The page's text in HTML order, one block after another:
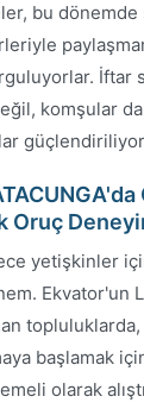
bu dönemde
İftar
komşular
Oruç
yetişkinler
Ekvator'un
başlamak
olarak